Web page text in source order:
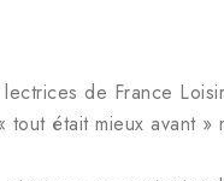
de France
tout était mieux avant